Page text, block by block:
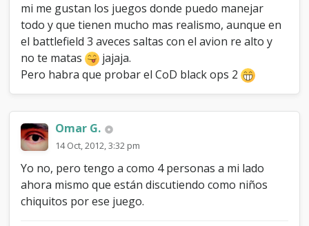
mi me gustan los juegos donde puedo manejar
todo y que tienen mucho mas realismo, aunque en
el battlefield 3 aveces saltas con el avion re alto y
no te matas
jajaja.
Pero habra que probar el CoD black ops 2
Omar G.
14 Oct, 2012, 3:32 pm
Yo no, pero tengo a como 4 personas a mi lado
ahora mismo que están discutiendo como niños
chiquitos por ese juego.